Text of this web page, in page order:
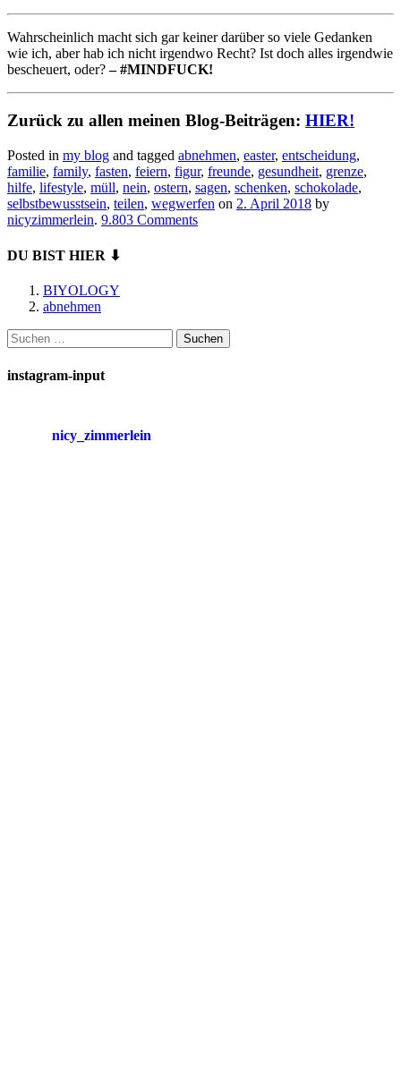
Wahrscheinlich macht sich gar keiner darüber so viele Gedanken
wie ich, aber hab ich nicht irgendwo Recht? Ist doch alles irgendwie
bescheuert, oder?– #MINDFUCK!
Zurück zu allen meinen Blog-Beiträgen: HIER!
Posted in my blog and tagged abnehmen, easter, entscheidung,
familie, family, fasten, feiern, figur, freunde, gesundheit, grenze,
hilfe, lifestyle, müll, nein, ostern, sagen, schenken, schokolade,
selbstbewusstsein, teilen, wegwerfen on 2. April 2018 by
nicyzimmerlein. 9.803 Comments
DU BIST HIER ⬇
BIYOLOGY
abnehmen
Suchen
nach:
instagram-input
nicy_zimmerlein